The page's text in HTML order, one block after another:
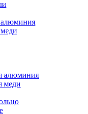
алюминия
алюминия
меди